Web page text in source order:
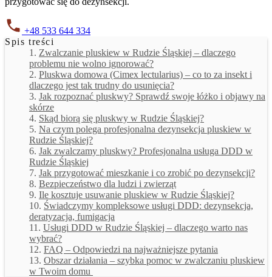
+48 533 644 334
Spis treści
Zwalczanie pluskiew w Rudzie Śląskiej – dlaczego
problemu nie wolno ignorować?
Pluskwa domowa (Cimex lectularius) – co to za insekt i
dlaczego jest tak trudny do usunięcia?
Jak rozpoznać pluskwy? Sprawdź swoje łóżko i objawy na
skórze
Skąd biorą się pluskwy w Rudzie Śląskiej?
Na czym polega profesjonalna dezynsekcja pluskiew w
Rudzie Śląskiej?
Jak zwalczamy pluskwy? Profesjonalna usługa DDD w
Rudzie Śląskiej
Jak przygotować mieszkanie i co zrobić po dezynsekcji?
Bezpieczeństwo dla ludzi i zwierząt
Ile kosztuje usuwanie pluskiew w Rudzie Śląskiej?
Świadczymy kompleksowe usługi DDD: dezynsekcja,
deratyzacja, fumigacja
Usługi DDD w Rudzie Śląskiej – dlaczego warto nas
wybrać?
FAQ – Odpowiedzi na najważniejsze pytania
Obszar działania – szybka pomoc w zwalczaniu pluskiew
w Twoim domu